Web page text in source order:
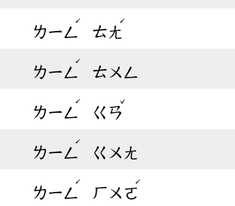
ㄌㄧㄥ
ˊ
ㄊㄤ
ˊ
ㄌㄧㄥ
ˊ
ㄊㄨㄥ
ㄌㄧㄥ
ˊ
ㄍㄢ
ˇ
ㄌㄧㄥ
ˊ
ㄍㄨㄤ
ㄌㄧㄥ
ˊ
ㄏㄨㄛ
ˊ